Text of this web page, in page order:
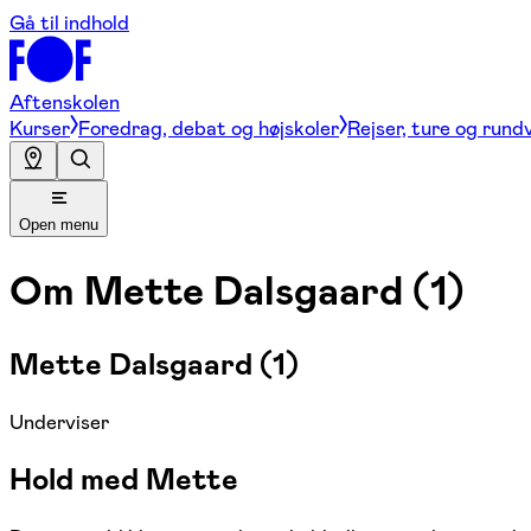
Gå til indhold
Aftenskolen
Kurser Foredrag, debat og højskoler Rejser, ture og
Open menu
Om Mette Dalsgaard (1)
Mette Dalsgaard (1)
Underviser
Hold med Mette